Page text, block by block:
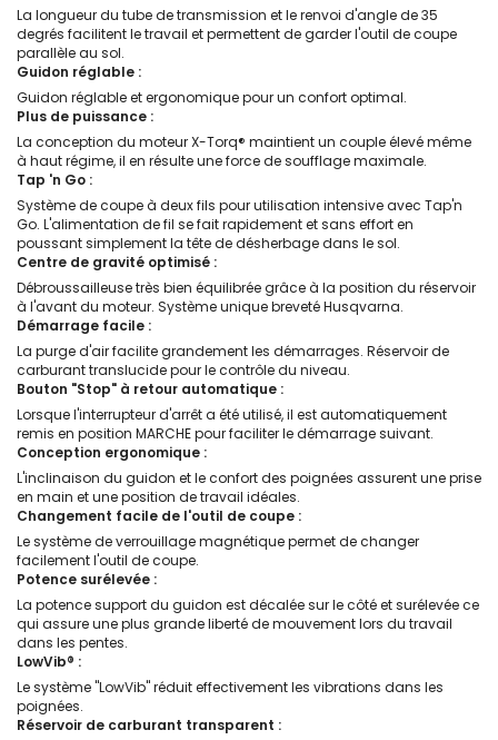
La longueur du tube de transmission et le renvoi d'angle de 35
degrés facilitent le travail et permettent de garder l'outil de coupe
parallèle au sol.
Guidon réglable :
Guidon réglable et ergonomique pour un confort optimal.
Plus de puissance :
La conception du moteur X-Torq® maintient un couple élevé même
à haut régime, il en résulte une force de soufflage maximale.
Tap 'n Go :
Système de coupe à deux fils pour utilisation intensive avec Tap'n
Go. L'alimentation de fil se fait rapidement et sans effort en
poussant simplement la tête de désherbage dans le sol.
Centre de gravité optimisé :
Débroussailleuse très bien équilibrée grâce à la position du réservoir
à l'avant du moteur. Système unique breveté Husqvarna.
Démarrage facile :
La purge d'air facilite grandement les démarrages. Réservoir de
carburant translucide pour le contrôle du niveau.
Bouton "Stop" à retour automatique :
Lorsque l'interrupteur d'arrêt a été utilisé, il est automatiquement
remis en position MARCHE pour faciliter le démarrage suivant.
Conception ergonomique :
L'inclinaison du guidon et le confort des poignées assurent une prise
en main et une position de travail idéales.
Changement facile de l'outil de coupe :
Le système de verrouillage magnétique permet de changer
facilement l'outil de coupe.
Potence surélevée :
La potence support du guidon est décalée sur le côté et surélevée ce
qui assure une plus grande liberté de mouvement lors du travail
dans les pentes.
LowVib® :
Le système "LowVib" réduit effectivement les vibrations dans les
poignées.
Réservoir de carburant transparent :